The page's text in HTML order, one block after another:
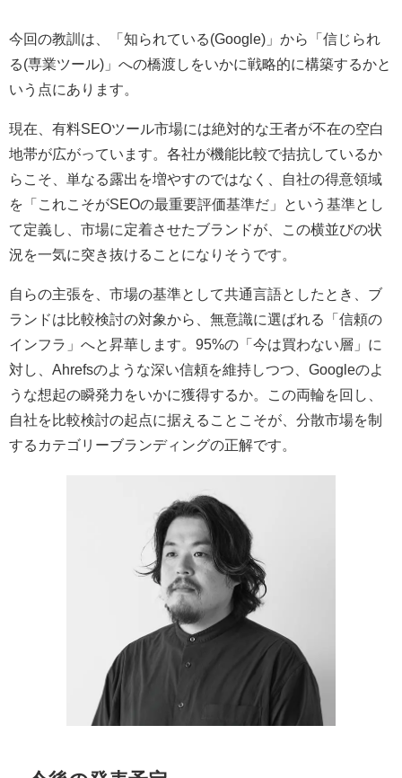
今回の教訓は、「知られている(Google)」から「信じられ
る(専業ツール)」への橋渡しをいかに戦略的に構築するかと
いう点にあります。
現在、有料SEOツール市場には絶対的な王者が不在の空白
地帯が広がっています。各社が機能比較で拮抗しているか
らこそ、単なる露出を増やすのではなく、自社の得意領域
を「これこそがSEOの最重要評価基準だ」という基準とし
て定義し、市場に定着させたブランドが、この横並びの状
況を一気に突き抜けることになりそうです。
自らの主張を、市場の基準として共通言語としたとき、ブ
ランドは比較検討の対象から、無意識に選ばれる「信頼の
インフラ」へと昇華します。95%の「今は買わない層」に
対し、Ahrefsのような深い信頼を維持しつつ、Googleのよ
うな想起の瞬発力をいかに獲得するか。この両輪を回し、
自社を比較検討の起点に据えることこそが、分散市場を制
するカテゴリーブランディングの正解です。